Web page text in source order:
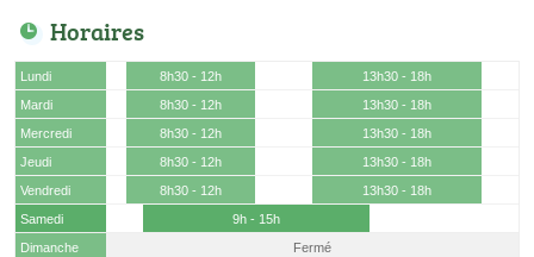
Horaires
Lundi 8h30 - 12h
13h30 - 18h
Mardi
8h30 - 12h
13h30 - 18h
Mercredi
8h30 - 12h
13h30 - 18h
Jeudi
8h30 - 12h
13h30 - 18h
Vendredi
8h30 - 12h
13h30 - 18h
Samedi
9h - 15h
Dimanche
Fermé